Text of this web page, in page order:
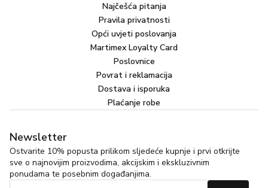
Najčešća pitanja
Pravila privatnosti
Opći uvjeti poslovanja
Martimex Loyalty Card
Poslovnice
Povrat i reklamacija
Dostava i isporuka
Plaćanje robe
Newsletter
Ostvarite 10% popusta prilikom sljedeće kupnje i prvi otkrijte
sve o najnovijim proizvodima, akcijskim i ekskluzivnim
ponudama te posebnim događanjima.